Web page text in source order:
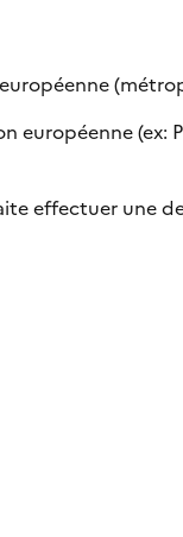
européenne
effectuer une